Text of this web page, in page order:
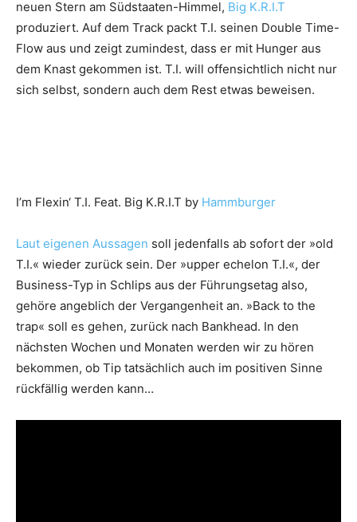
neuen Stern am Südstaaten-Himmel, Big K.R.I.T
produziert. Auf dem Track packt T.I. seinen Double Time-
Flow aus und zeigt zumindest, dass er mit Hunger aus
dem Knast gekommen ist. T.I. will offensichtlich nicht nur
sich selbst, sondern auch dem Rest etwas beweisen.
I’m Flexin‘ T.I. Feat. Big K.R.I.T by Hammburger
Laut eigenen Aussagen soll jedenfalls ab sofort der »old
T.I.« wieder zurück sein. Der »upper echelon T.I.«, der
Business-Typ in Schlips aus der Führungsetag also,
gehöre angeblich der Vergangenheit an. »Back to the
trap« soll es gehen, zurück nach Bankhead. In den
nächsten Wochen und Monaten werden wir zu hören
bekommen, ob Tip tatsächlich auch im positiven Sinne
rückfällig werden kann…